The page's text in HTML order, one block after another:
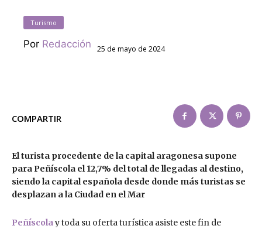
Turismo
Por Redacción 25 de mayo de 2024
COMPARTIR
El turista procedente de la capital aragonesa supone
para Peñíscola el 12,7% del total de llegadas al destino,
siendo la capital española desde donde más turistas se
desplazan a la Ciudad en el Mar
Peñíscolay toda su oferta turística asiste este fin de